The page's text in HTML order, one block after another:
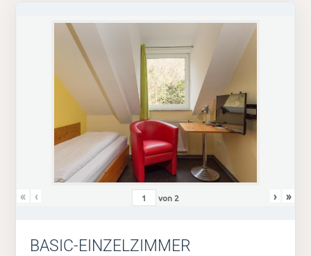
« ‹ von 2 › »
BASIC-EINZELZIMMER